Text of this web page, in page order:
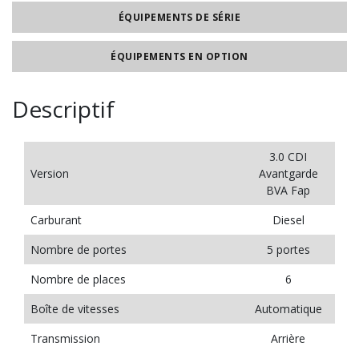
ÉQUIPEMENTS DE SÉRIE
ÉQUIPEMENTS EN OPTION
Descriptif
Version
3.0 CDI
Avantgarde
BVA Fap
Carburant
Diesel
Nombre de portes
5 portes
Nombre de places
6
Boîte de vitesses
Automatique
Transmission
Arrière